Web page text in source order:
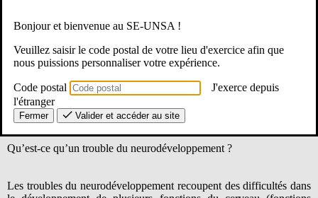
à des élèves présentant des troubles spécifiques du langage et des
hyperactivité (TDAH) et des troubles du développement
intellectuel (TDI) entérine les annonces faites dans le cadre de la
stratégie nationale 2023-2027 pour les troubles du
neurodéveloppement (TND). Pour le SE-Unsa, ce dispositif
supplémentaire ne peut répondre seul aux besoins.
Qu’est-ce qu’un trouble du neurodéveloppement ?
Les troubles du neurodéveloppement recoupent des difficultés dans
Bonjour et bienvenue au SE-UNSA !
Veuillez saisir le code postal de votre lieu d'exercice afin que
nous puissions personnaliser votre expérience.
Code postal
J'exerce depuis
l'étranger
Fermer Valider et accéder au site